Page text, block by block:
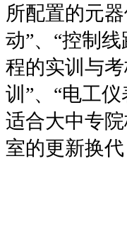
所配置的元
动”、“控制
程的实训与
训”、“电工
适合大中专
室的更新换